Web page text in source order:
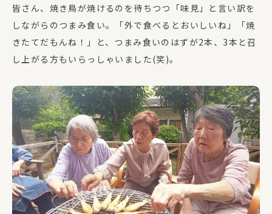
皆さん、焼き鳥が焼けるのを待ちつつ「味見」と言い訳を
しながらのつまみ食い。「外で食べるとおいしいね」「焼
きたてだもんね！」と、つまみ食いのはずが2本、3本と召
し上がる方もいらっしゃいました(笑)。